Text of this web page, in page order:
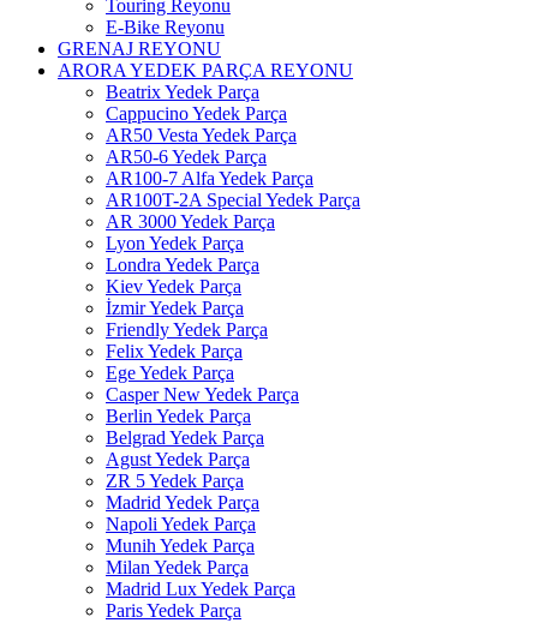
Touring Reyonu
E-Bike Reyonu
GRENAJ REYONU
ARORA YEDEK PARÇA REYONU
Beatrix Yedek Parça
Cappucino Yedek Parça
AR50 Vesta Yedek Parça
AR50-6 Yedek Parça
AR100-7 Alfa Yedek Parça
AR100T-2A Special Yedek Parça
AR 3000 Yedek Parça
Lyon Yedek Parça
Londra Yedek Parça
Kiev Yedek Parça
İzmir Yedek Parça
Friendly Yedek Parça
Felix Yedek Parça
Ege Yedek Parça
Casper New Yedek Parça
Berlin Yedek Parça
Belgrad Yedek Parça
Agust Yedek Parça
ZR 5 Yedek Parça
Madrid Yedek Parça
Napoli Yedek Parça
Munih Yedek Parça
Milan Yedek Parça
Madrid Lux Yedek Parça
Paris Yedek Parça